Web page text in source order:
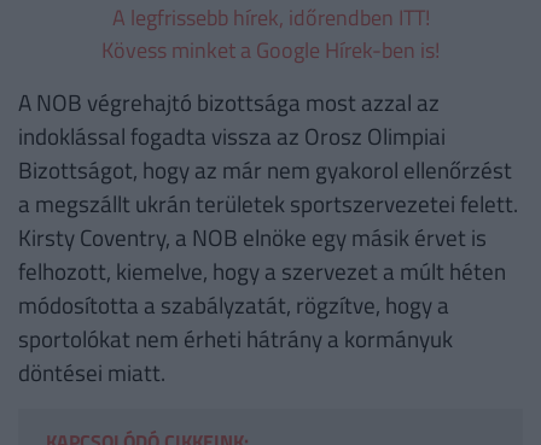
A legfrissebb hírek, időrendben ITT!
Kövess minket a Google Hírek-ben is!
A NOB végrehajtó bizottsága most azzal az
indoklással fogadta vissza az Orosz Olimpiai
Bizottságot, hogy az már nem gyakorol ellenőrzést
a megszállt ukrán területek sportszervezetei felett.
Kirsty Coventry, a NOB elnöke egy másik érvet is
felhozott, kiemelve, hogy a szervezet a múlt héten
módosította a szabályzatát, rögzítve, hogy a
sportolókat nem érheti hátrány a kormányuk
döntései miatt.